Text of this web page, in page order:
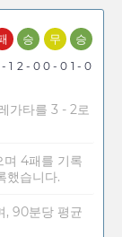
1
승
2 - 0
무
0 - 0
승
1 - 0
가타를 3 - 2로
며 4패를 기록
했습니다.
, 90분당 평균